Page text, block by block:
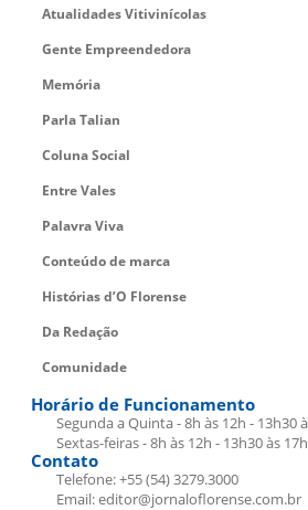
Atualidades Vitivinícolas
Gente Empreendedora
Memória
Parla Talian
Coluna Social
Entre Vales
Palavra Viva
Conteúdo de marca
Histórias d’O Florense
Da Redação
Comunidade
Horário de Funcionamento
Segunda a Quinta - 8h às 12h - 13h30
Sextas-feiras - 8h às 12h - 13h30 às 17h
Contato
Telefone: +55 (54) 3279.3000
Email: editor@jornaloflorense.com.br